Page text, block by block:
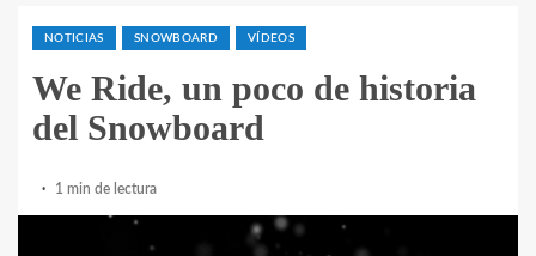
NOTICIAS SNOWBOARD VÍDEOS
We Ride, un poco de historia
del Snowboard
1 min de lectura